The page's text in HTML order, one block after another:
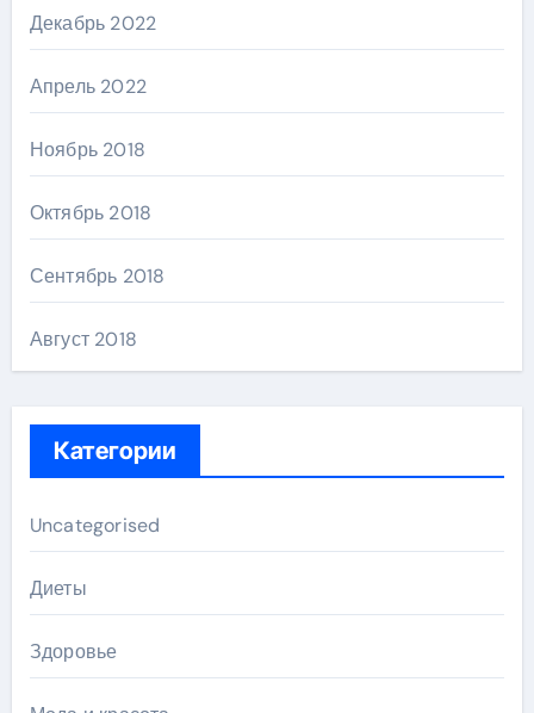
Декабрь 2022
Апрель 2022
Ноябрь 2018
Октябрь 2018
Сентябрь 2018
Август 2018
Категории
Uncategorised
Диеты
Здоровье